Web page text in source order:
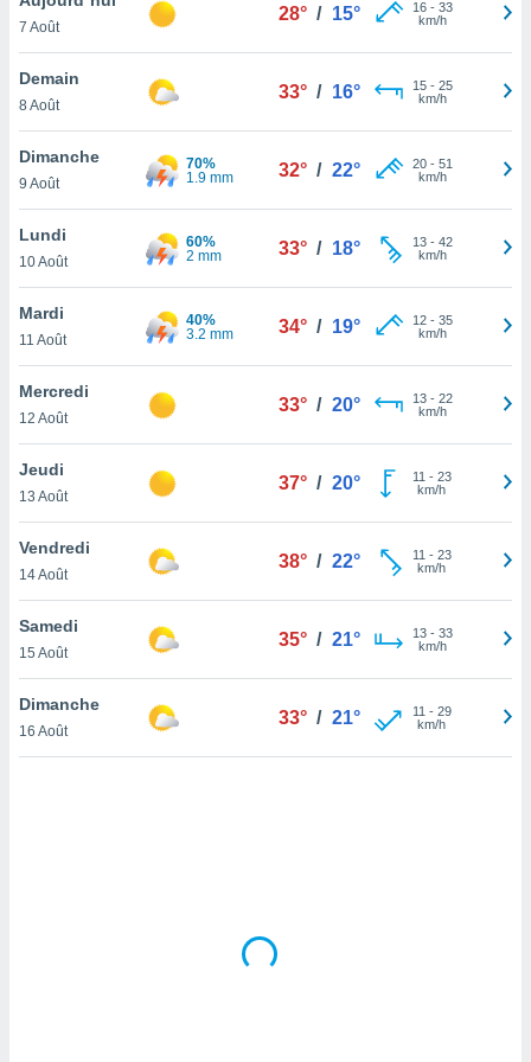
et
»,
au
vous
qu'ils
ou
le
ainsi
un
la
du
en
de
7 Août
28° / 15° 16- 33
km/h
Demain
8 Août
33° / 16° 15- 25
km/h
Dimanche
9 Août
70%
1.9 mm
32° / 22° 20- 51
km/h
Lundi
10 Août
60%
2 mm
33° / 18° 13- 42
km/h
Mardi
11 Août
40%
3.2 mm
34° / 19° 12- 35
km/h
Mercredi
12 Août
33° / 20° 13- 22
km/h
Jeudi
13 Août
37° / 20° 11 - 23
km/h
Vendredi
14 Août
38° / 22° 11 - 23
km/h
Samedi
15 Août
35° / 21° 13- 33
km/h
Dimanche
16 Août
33° / 21° 11 - 29
km/h